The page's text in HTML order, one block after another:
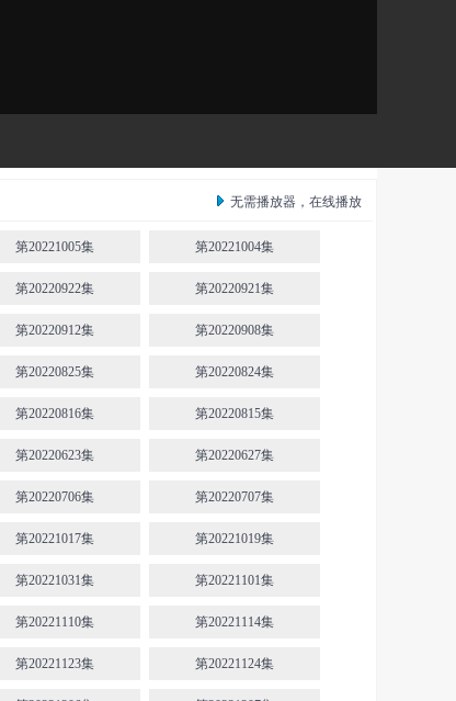
无需播放器，在线播放
第20221005集 第20221004集
第20220922集 第20220921集
第20220912集 第20220908集
第20220825集 第20220824集
第20220816集 第20220815集
第20220623集 第20220627集
第20220706集 第20220707集
第20221017集 第20221019集
第20221031集 第20221101集
第20221110集 第20221114集
第20221123集 第20221124集